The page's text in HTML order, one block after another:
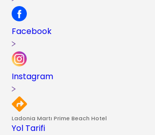
Facebook
Instagram
Ladonia Martı Prime Beach Hotel
Yol Tarifi